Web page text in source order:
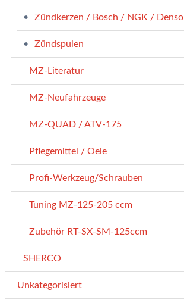
Zündkerzen / Bosch / NGK / Denso
Zündspulen
MZ-Literatur
MZ-Neufahrzeuge
MZ-QUAD / ATV-175
Pflegemittel / Oele
Profi-Werkzeug/Schrauben
Tuning MZ-125-205 ccm
Zubehör RT-SX-SM-125ccm
SHERCO
Unkategorisiert